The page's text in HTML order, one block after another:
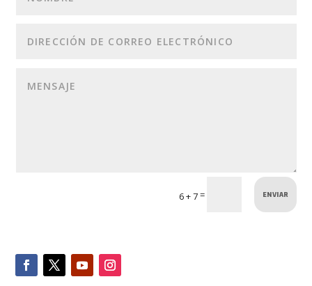
6 + 7= ENVIAR